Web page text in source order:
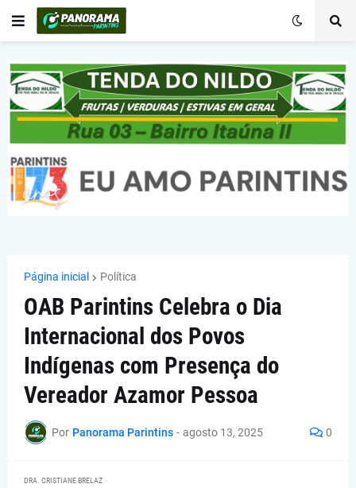
Página inicial Política
OAB Parintins Celebra o Dia
Internacional dos Povos
Indígenas com Presença do
Vereador Azamor Pessoa
Por Panorama Parintins - agosto 13, 2025 0
DRA. CRISTIANE BRELAZ